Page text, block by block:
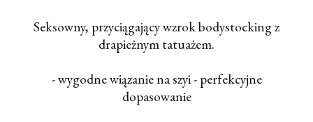
Seksowny, przyciągający wzrok bodystocking z
drapieżnym tatuażem.
- wygodne wiązanie na szyi - perfekcyjne
dopasowanie